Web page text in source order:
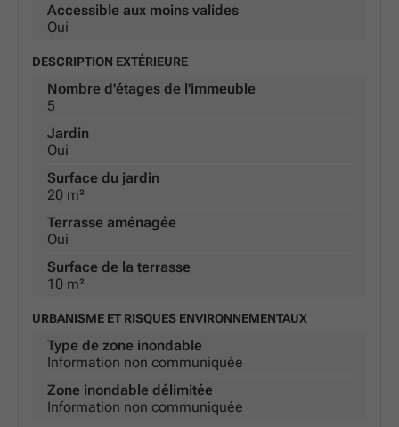
Accessible aux moins valides
Oui
DESCRIPTION EXTÉRIEURE
Nombre d'étages de l'immeuble
5
Jardin
Oui
Surface du jardin
20 m²
Terrasse aménagée
Oui
Surface de la terrasse
10 m²
URBANISME ET RISQUES ENVIRONNEMENTAUX
Type de zone inondable
Information non communiquée
Zone inondable délimitée
Information non communiquée